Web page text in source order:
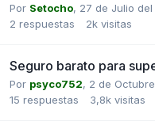
Por Setocho, 27 de Julio del
2 respuestas 2k visitas
Seguro barato para
Por psyco752, 2 de
15 respuestas 3,8k visitas